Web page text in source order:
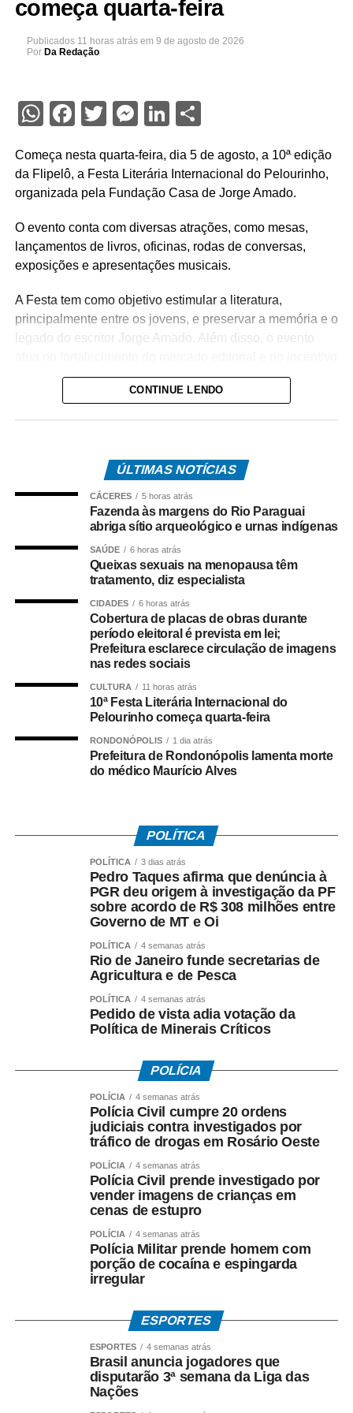
começa quarta-feira
Publicados 11 horas atrás em 9 de agosto de 2026
Por Da Redação
WhatsApp
Facebook
Twitter
Messenger
LinkedIn
Share
Começa nesta quarta-feira, dia 5 de agosto, a 10ª edição
da Flipelô, a Festa Literária Internacional do Pelourinho,
organizada pela Fundação Casa de Jorge Amado.
O evento conta com diversas atrações, como mesas,
lançamentos de livros, oficinas, rodas de conversas,
exposições e apresentações musicais.
A Festa tem como objetivo estimular a literatura,
principalmente entre os jovens, e preservar a memória e o
legado do escritor Jorge Amado. Além disso, o evento
a novos escritores.
Entre os nomes de destaque presentes neste ano estão
as escritoras Carla Madeira, Ana Maria Gonçalves e Aline
O evento marca ainda os 40 anos da Fundação Casa de
Jorge Amado, instituição voltada para a preservação e
A programação é gratuita.
Fonte: EBC Cultura
CONTINUE LENDO
ÚLTIMAS NOTÍCIAS
CÁCERES 5 horas atrás
Fazenda às margens do Rio Paraguai
abriga sítio arqueológico e urnas indígenas
SAÚDE 6 horas atrás
Queixas sexuais na menopausa têm
tratamento, diz especialista
CIDADES 6 horas atrás
Cobertura de placas de obras durante
período eleitoral é prevista em lei;
Prefeitura esclarece circulação de imagens
nas redes sociais
CULTURA 11 horas atrás
10ª Festa Literária Internacional do
Pelourinho começa quarta-feira
RONDONÓPOLIS 1 dia atrás
Prefeitura de Rondonópolis lamenta morte
do médico Maurício Alves
POLÍTICA
POLÍTICA 3 dias atrás
Pedro Taques afirma que denúncia à
PGR deu origem à investigação da PF
sobre acordo de R$ 308 milhões entre
Governo de MT e Oi
POLÍTICA 4 semanas atrás
Rio de Janeiro funde secretarias de
Agricultura e de Pesca
POLÍTICA 4 semanas atrás
Pedido de vista adia votação da
Política de Minerais Críticos
POLÍCIA
POLÍCIA 4 semanas atrás
Polícia Civil cumpre 20 ordens
judiciais contra investigados por
tráfico de drogas em Rosário Oeste
POLÍCIA 4 semanas atrás
Polícia Civil prende investigado por
vender imagens de crianças em
cenas de estupro
POLÍCIA 4 semanas atrás
Polícia Militar prende homem com
porção de cocaína e espingarda
irregular
ESPORTES
ESPORTES 4 semanas atrás
Brasil anuncia jogadores que
disputarão 3ª semana da Liga das
Nações